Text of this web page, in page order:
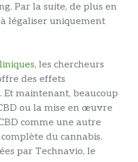
Par la suite, de plus en
légaliser uniquement
, les chercheurs
des effets
maintenant, beaucoup
ou la mise en œuvre
comme une autre
du cannabis.
par Technavio, le